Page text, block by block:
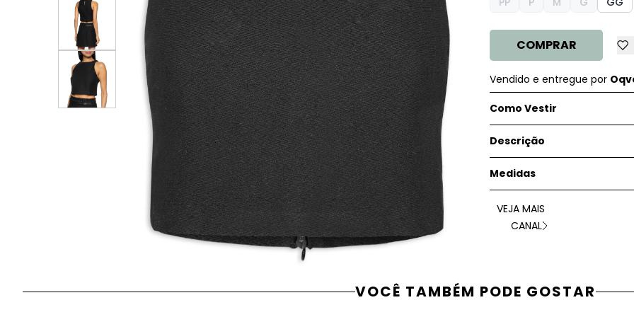
COMPRAR
Vendido e entregue por
Como Vestir
Descrição
Medidas
VEJA MAIS
CANAL
VOCÊ TAMBÉM PODE GOSTAR